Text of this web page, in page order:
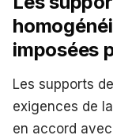
imposées
Les supports
exigences de
en accord